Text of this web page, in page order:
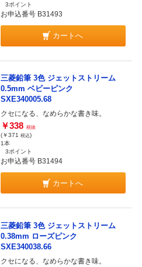
3ポイント
お申込番号 B31493
カートへ
三菱鉛筆 3色 ジェットストリーム
0.5mm ベビーピンク
SXE340005.68
クセになる、なめらかな書き味。
￥338 税抜
(￥371 税込)
1本
3ポイント
お申込番号 B31494
カートへ
三菱鉛筆 3色 ジェットストリーム
0.38mm ローズピンク
SXE340038.66
クセになる、なめらかな書き味。